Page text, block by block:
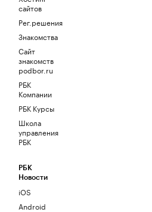
сайтов
Рег.решения
Знакомства
Сайт
знакомств
podbor.ru
РБК
Компании
РБК Курсы
Школа
управления
РБК
РБК
Новости
iOS
Android